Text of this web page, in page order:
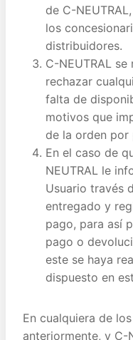
de C-
los
distribuidores.
C-NEUTRAL
rechazar
falta de
motivos que
de la orden por
En el caso de
NEUTRAL le
Usuario través
entregado y
pago, para así
pago o
este se haya
dispuesto en
En cualquiera de
anteriormente, y C-